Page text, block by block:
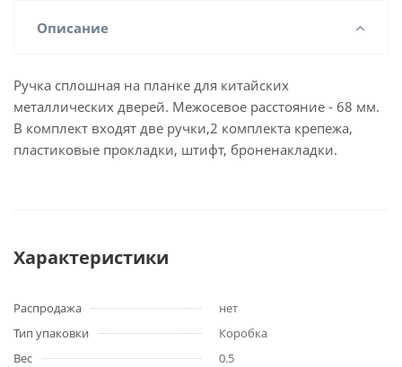
Описание
Ручка сплошная на планке для китайских
металлических дверей. Межосевое расстояние - 68 мм.
В комплект входят две ручки,2 комплекта крепежа,
пластиковые прокладки, штифт, броненакладки.
Характеристики
Распродажа
нет
Тип упаковки
Коробка
Вес
0.5